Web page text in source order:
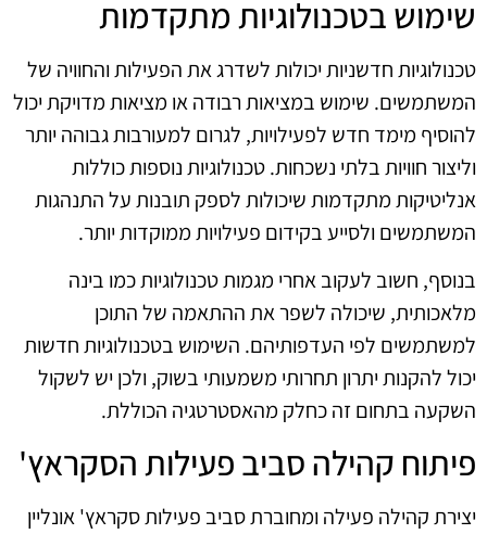
שימוש בטכנולוגיות מתקדמות
טכנולוגיות חדשניות יכולות לשדרג את הפעילות והחוויה של
המשתמשים. שימוש במציאות רבודה או מציאות מדויקת יכול
להוסיף מימד חדש לפעילויות, לגרום למעורבות גבוהה יותר
וליצור חוויות בלתי נשכחות. טכנולוגיות נוספות כוללות
אנליטיקות מתקדמות שיכולות לספק תובנות על התנהגות
המשתמשים ולסייע בקידום פעילויות ממוקדות יותר.
בנוסף, חשוב לעקוב אחרי מגמות טכנולוגיות כמו בינה
מלאכותית, שיכולה לשפר את ההתאמה של התוכן
למשתמשים לפי העדפותיהם. השימוש בטכנולוגיות חדשות
יכול להקנות יתרון תחרותי משמעותי בשוק, ולכן יש לשקול
השקעה בתחום זה כחלק מהאסטרטגיה הכוללת.
פיתוח קהילה סביב פעילות הסקראץ'
יצירת קהילה פעילה ומחוברת סביב פעילות סקראץ' אונליין